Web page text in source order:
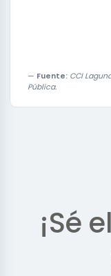
Fuente: CCI
Pública.
¡Sé